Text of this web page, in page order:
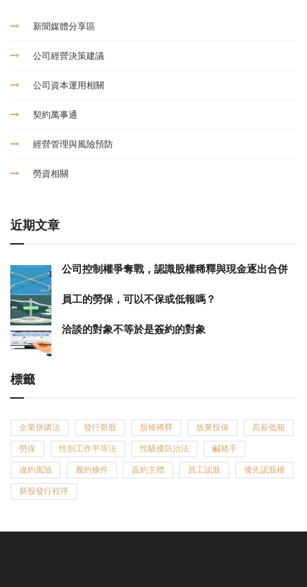
新聞媒體分享區
公司經營決策建議
公司資本運用相關
契約萬事通
經營管理與風險預防
勞資相關
近期文章
公司控制權爭奪戰，認識股權稀釋與現金逐出合併
員工的勞保，可以不保或低報嗎？
洽談的對象不等於是簽約的對象
標籤
企業併購法 發行新股 股權稀釋 放棄投保 高薪低報
勞保 性別工作平等法 性騷擾防治法 鹹豬手
違約風險 履約條件 簽約主體 員工認股 優先認股權
新股發行程序